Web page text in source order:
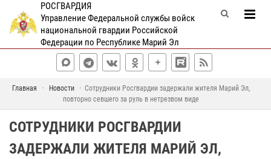
РОСГВАРДИЯ
Управление Федеральной службы войск
национальной гвардии Российской
Федерации по Республике Марий Эл
Главная Новости
Сотрудники Росгвардии задержали жителя Марий Эл,
повторно севшего за руль в нетрезвом виде
СОТРУДНИКИ РОСГВАРДИИ
ЗАДЕРЖАЛИ ЖИТЕЛЯ МАРИЙ ЭЛ,